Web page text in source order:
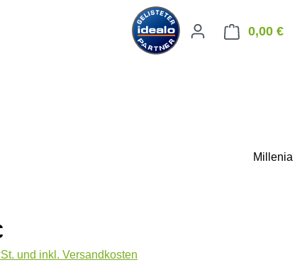
0,00 €
Millenia
und inkl. Versandkosten